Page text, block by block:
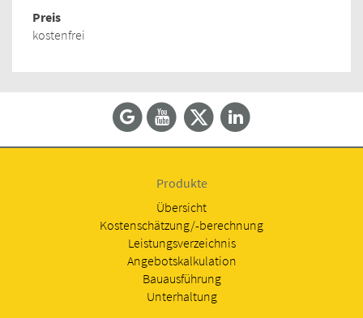
Preis
kostenfrei
Produkte
Übersicht
Kostenschätzung/-berechnung
Leistungsverzeichnis
Angebotskalkulation
Bauausführung
Unterhaltung